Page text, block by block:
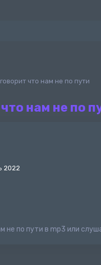
что нам не по пути
нам не по
2022
не по пути в mp3 или